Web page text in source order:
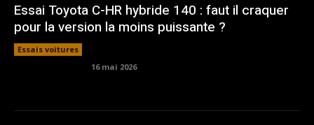
Essai Toyota C-HR hybride 140 : faut il craquer
pour la version la moins puissante ?
Essais voitures
16 mai 2026